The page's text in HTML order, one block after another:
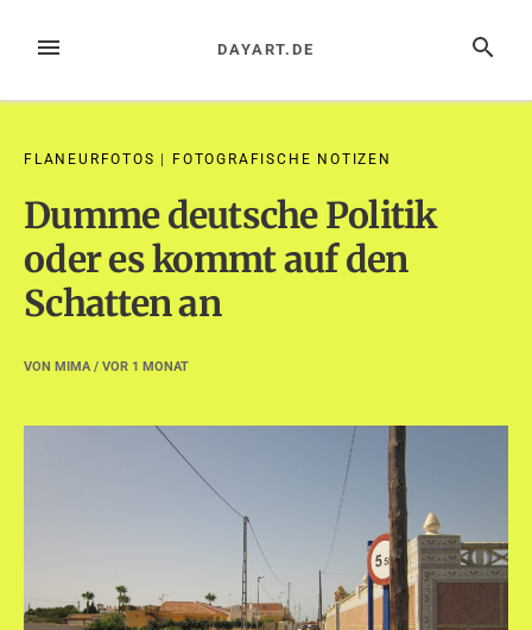
InhaltMENÜ SUCHE
DAYART.DE
FLANEURFOTOS FOTOGRAFISCHE NOTIZEN
Dumme deutsche Politik
oder es kommt auf den
Schatten an
VON MIMA/ VOR 1 MONAT